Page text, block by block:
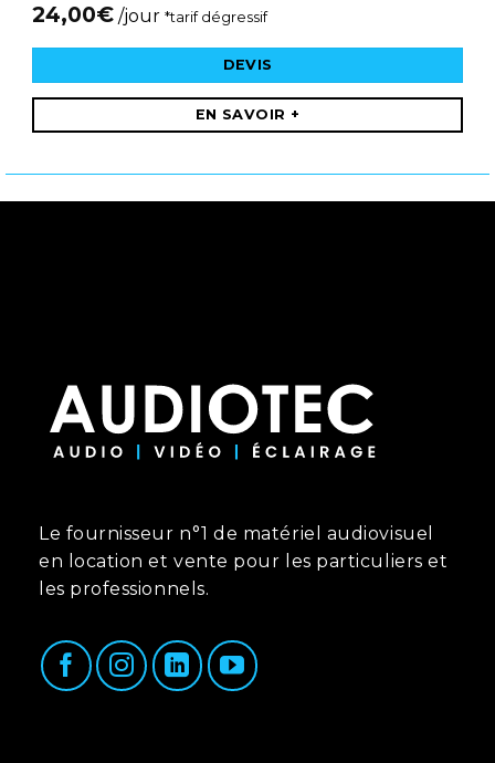
24,00€ /jour *tarif dégressif
DEVIS
EN SAVOIR +
Le fournisseur n°1 de matériel audiovisuel
en location et vente pour les particuliers et
les professionnels.